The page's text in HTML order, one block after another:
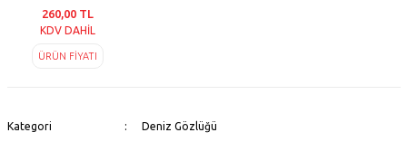
260,00 TL
KDV DAHİL
ÜRÜN FİYATI
Kategori
Deniz Gözlüğü